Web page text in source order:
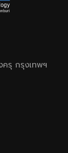
รุ กรุงเทพฯ